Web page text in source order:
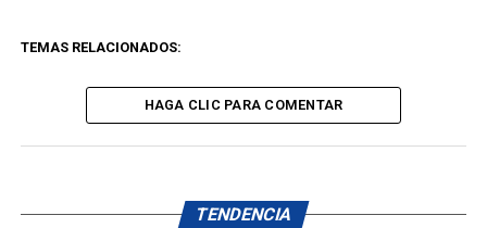
TEMAS RELACIONADOS:
HAGA CLIC PARA COMENTAR
TENDENCIA